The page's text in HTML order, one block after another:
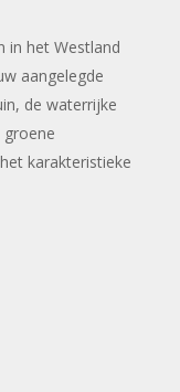
in het Westland
aangelegde
de waterrijke
karakteristieke